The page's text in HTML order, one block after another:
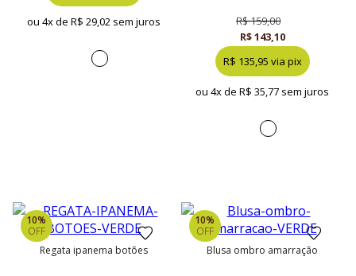
ou 4x de R$ 29,02 sem juros
R$ 159,00
R$ 143,10
R$ 135,95 via pix
ou 4x de R$ 35,77 sem juros
10%
OFF
regata ipanema botões
10%
OFF
blusa ombro amarração